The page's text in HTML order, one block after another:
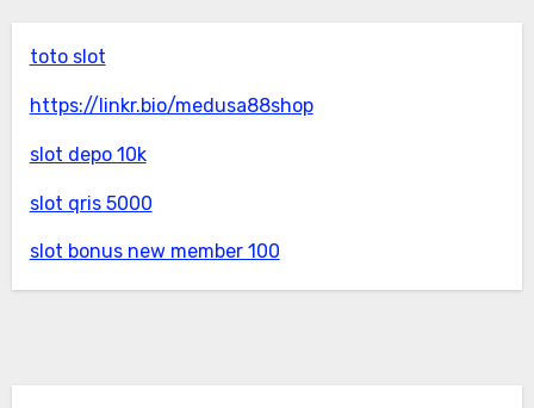
toto slot
https://linkr.bio/medusa88shop
slot depo 10k
slot qris 5000
slot bonus new member 100